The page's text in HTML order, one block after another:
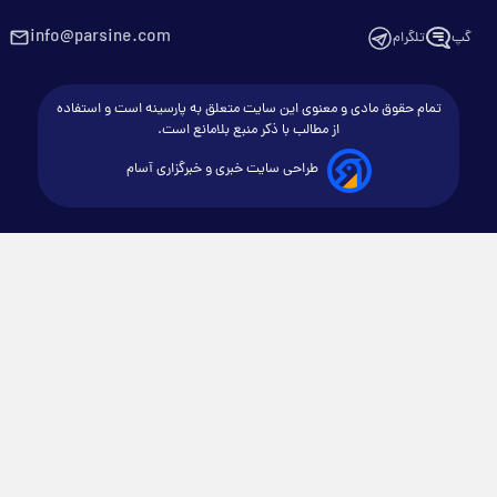
گپ تلگرام info@parsine.com
تمام حقوق مادی و معنوی این سایت متعلق به پارسینه است و استفاده
از مطالب با ذکر منبع بلامانع است.
طراحی سایت خبری و خبرگزاری آسام